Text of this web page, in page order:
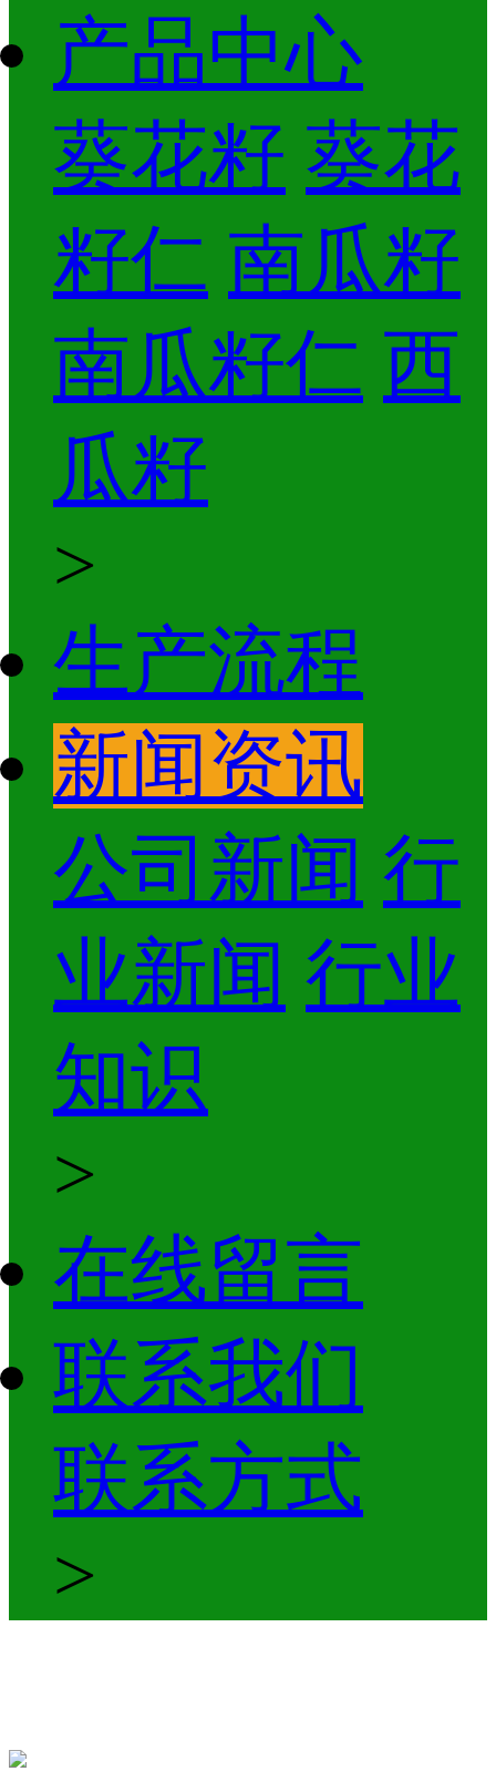
产品中心
葵花籽 葵花
籽仁 南瓜籽
南瓜籽仁 西
瓜籽
>
生产流程
新闻资讯
公司新闻 行
业新闻 行业
知识
>
在线留言
联系我们
联系方式
>